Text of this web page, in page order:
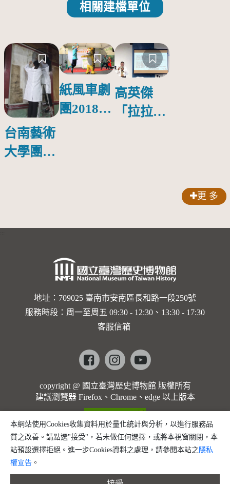
相關建檔單位
台南藝術
大學團隊
紙風車劇
團2018公
高英傑
「拉拉庫
更 多
地址：709025 臺南市安南區長和路一段250號
服務時段：周一至周五 09:30 - 12:30、13:30 - 17:30
客服信箱
Facebookinstagramyoutube
copyright @ 國立臺灣歷史博物館 版權所有
建議瀏覽器 Firefox、Chrome、edge 以上版本
本網站使用Cookies收集資料用於量化統計與分析，以進行服務品
質之改善。請點選"接受"，若未做任何選擇，或將本視窗關閉，本
站預設選擇拒絕。進一步Cookies資料之處理，請參閱本站之 隱私
權宣告 。